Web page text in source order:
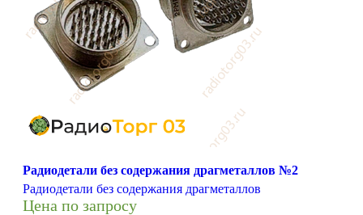
Радиодетали без содержания драгметаллов №2
Радиодетали без содержания драгметаллов
Цена по запросу